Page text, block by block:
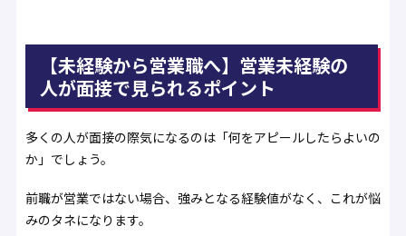
【未経験から営業職へ】営業未経験の
人が面接で見られるポイント
多くの人が面接の際気になるのは「何をアピールしたらよいの
か」でしょう。
前職が営業ではない場合、強みとなる経験値がなく、これが悩
みのタネになります。